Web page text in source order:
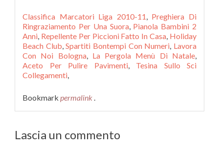
Classifica Marcatori Liga 2010-11, Preghiera Di
Ringraziamento Per Una Suora, Pianola Bambini 2
Anni, Repellente Per Piccioni Fatto In Casa, Holiday
Beach Club,Spartiti Bontempi Con Numeri, Lavora
Con Noi Bologna, La Pergola Menù Di Natale,
Aceto Per Pulire Pavimenti, Tesina Sullo Sci
Collegamenti,
Bookmark permalink .
Lascia un commento